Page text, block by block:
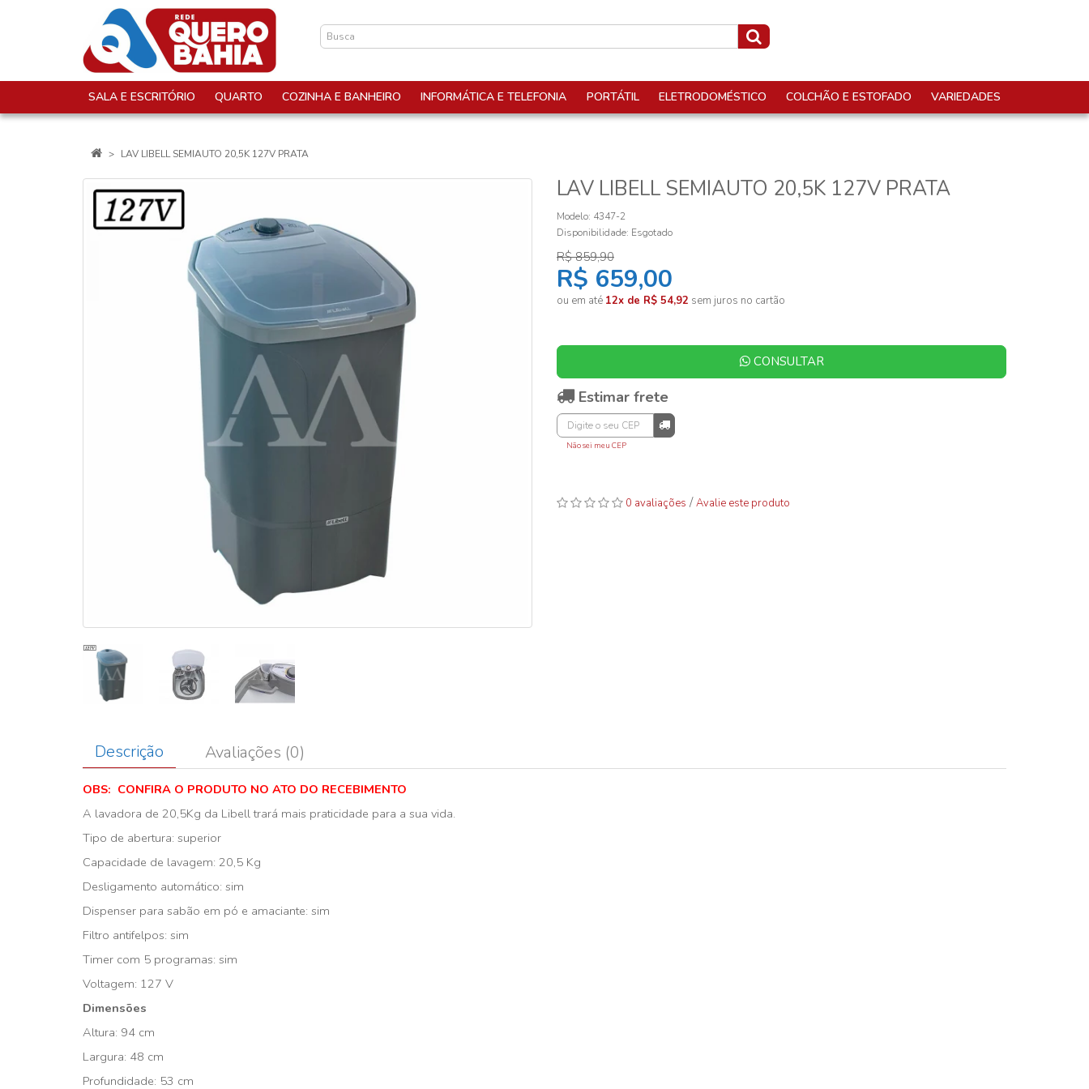
SALA E ESCRITÓRIO QUARTO COZINHA E BANHEIRO INFORMÁTICA E TELEFONIA PORTÁTIL ELETRODOMÉSTICO COLCHÃO E ESTOFADO VARIEDADES
LAV LIBELL SEMIAUTO 20,5K 127V PRATA
LAV LIBELL SEMIAUTO 20,5K 127V PRATA
Modelo: 4347-2
Disponibilidade: Esgotado
R$ 859,90
R$ 659,00
ou em até 12x de R$ 54,92 sem juros no cartão
CONSULTAR
Estimar frete
Não sei meu CEP
0 avaliações /Avalie este produto
Descrição Avaliações (0)
OBS: CONFIRA O PRODUTO NO ATO DO RECEBIMENTO
A lavadora de 20,5Kg da Libell trará mais praticidade para a sua vida.
Tipo de abertura: superior
Capacidade de lavagem: 20,5 Kg
Desligamento automático: sim
Dispenser para sabão em pó e amaciante: sim
Filtro antifelpos: sim
Timer com 5 programas: sim
Voltagem: 127 V
Dimensões
Altura: 94 cm
Largura: 48 cm
Profundidade: 53 cm